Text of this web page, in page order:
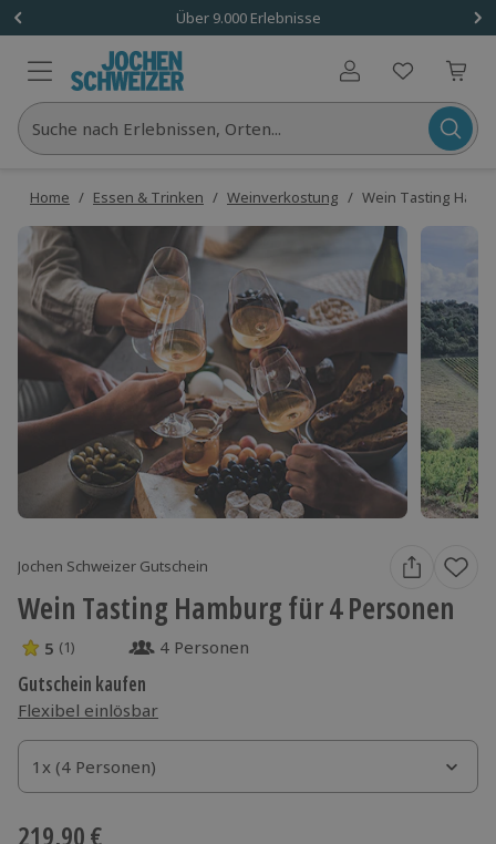
Über 9.000 Erlebnisse
Benutzerkonto
Suche nach Erlebnissen, Orten...
Home / Essen & Trinken / Weinverkostung / Wein Tasting
Jochen Schweizer Gutschein
Wein Tasting Hamburg für 4 Personen
5 Sterne von 5 aus 1 Bewertungen
5 (1) 4 Personen
Gutschein kaufen
Flexibel einlösbar
1x (4 Personen)
1x (4 Personen)
1x (4 Personen)
219,90 €